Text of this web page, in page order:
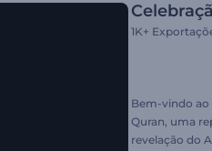
1K+
Bem-vindo ao
Quran, uma
revelação do